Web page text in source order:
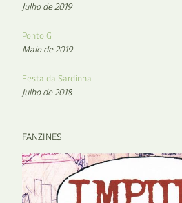
Julho de 2019
Ponto G
Maio de 2019
Festa da Sardinha
Julho de 2018
FANZINES